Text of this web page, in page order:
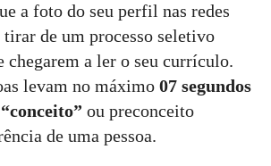
a foto do seu perfil nas redes
tirar de um processo seletivo
chegarem a ler o seu currículo.
levam no máximo 07 segundos
ou preconceito
de uma pessoa.